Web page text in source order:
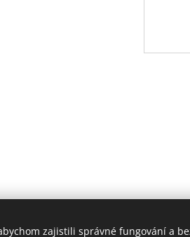
zajistili správné fungování a